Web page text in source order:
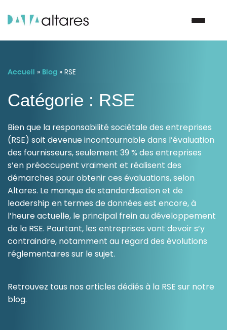
Vos enjeux
Nos solutions
Nos data
Notre groupe
Nos partenaires
Ressources
Accueil » Blog » RSE
Catégorie : RSE
Bien que la responsabilité sociétale des entreprises
(RSE) soit devenue incontournable dans l’évaluation
des fournisseurs, seulement 39 % des entreprises
s’en préoccupent vraiment et réalisent des
démarches pour obtenir ces évaluations, selon
Altares. Le manque de standardisation et de
leadership en termes de données est encore, à
l’heure actuelle, le principal frein au développement
de la RSE. Pourtant, les entreprises vont devoir s’y
contraindre, notamment au regard des évolutions
réglementaires sur le sujet.
Retrouvez tous nos articles dédiés à la RSE sur notre
blog.